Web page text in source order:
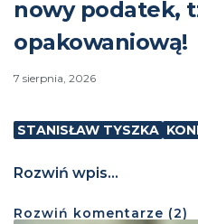
nowy podatek,
opakowaniową!
7 sierpnia, 2026
STANISŁAW TYSZKA
Rozwiń wpis...
Rozwiń komentarze (2)